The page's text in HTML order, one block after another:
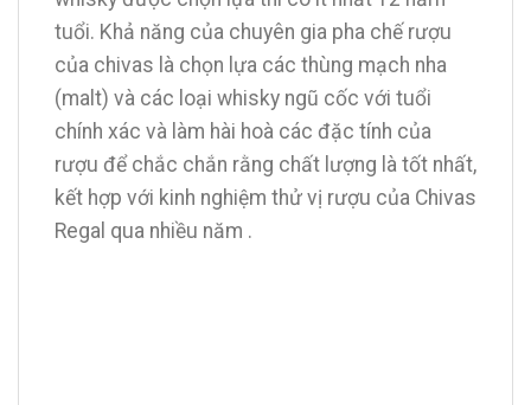
tuổi. Khả năng của chuyên gia pha chế rượu
của chivas là chọn lựa các thùng mạch nha
(malt) và các loại whisky ngũ cốc với tuổi
chính xác và làm hài hoà các đặc tính của
rượu để chắc chắn rằng chất lượng là tốt nhất,
kết hợp với kinh nghiệm thử vị rượu của Chivas
Regal qua nhiều năm .